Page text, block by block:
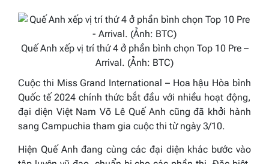
Quế Anh xếp vị trí thứ 4 ở phần bình chọn Top 10 Pre –
Arrival. (Ảnh: BTC)
Cuộc thi Miss Grand International – Hoa hậu Hòa bình
Quốc tế 2024 chính thức bắt đầu với nhiều hoạt động,
đại diện Việt Nam Võ Lê Quế Anh cũng đã khởi hành
sang Campuchia tham gia cuộc thi từ ngày 3/10.
Hiện Quế Anh đang cùng các đại diện khác bước vào